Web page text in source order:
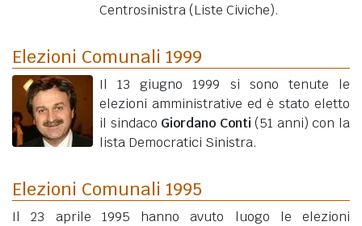
Centrosinistra (Liste Civiche).
Elezioni Comunali 1999
Il 13 giugno 1999 si sono tenute le
elezioni amministrative ed è stato eletto
il sindaco Giordano Conti (51 anni) con la
lista Democratici Sinistra.
Elezioni Comunali 1995
Il 23 aprile 1995 hanno avuto luogo le elezioni